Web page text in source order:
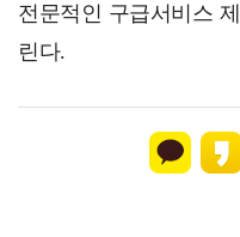
전문적인 구급서비스
린다.